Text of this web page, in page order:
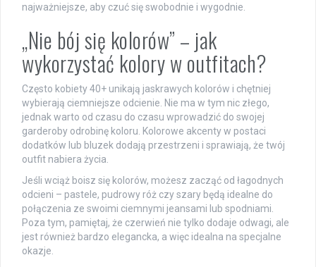
najważniejsze, aby czuć się swobodnie i wygodnie.
„Nie bój się kolorów” – jak
wykorzystać kolory w outfitach?
Często kobiety 40+ unikają jaskrawych kolorów i chętniej
wybierają ciemniejsze odcienie. Nie ma w tym nic złego,
jednak warto od czasu do czasu wprowadzić do swojej
garderoby odrobinę koloru. Kolorowe akcenty w postaci
dodatków lub bluzek dodają przestrzeni i sprawiają, że twój
outfit nabiera życia.
Jeśli wciąż boisz się kolorów, możesz zacząć od łagodnych
odcieni – pastele, pudrowy róż czy szary będą idealne do
połączenia ze swoimi ciemnymi jeansami lub spodniami.
Poza tym, pamiętaj, że czerwień nie tylko dodaje odwagi, ale
jest również bardzo elegancka, a więc idealna na specjalne
okazje.